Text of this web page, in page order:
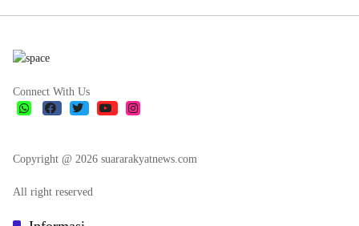
Connect With Us
Copyright @ 2026 suararakyatnews.com
All right reserved